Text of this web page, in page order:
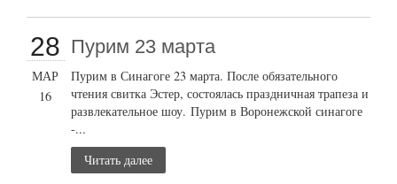
28
МАР
16
Пурим 23 марта
Пурим в Синагоге 23 марта. После обязательного
чтения свитка Эстер, состоялась праздничная трапеза и
развлекательное шоу. Пурим в Воронежской синагоге
-...
Читать далее